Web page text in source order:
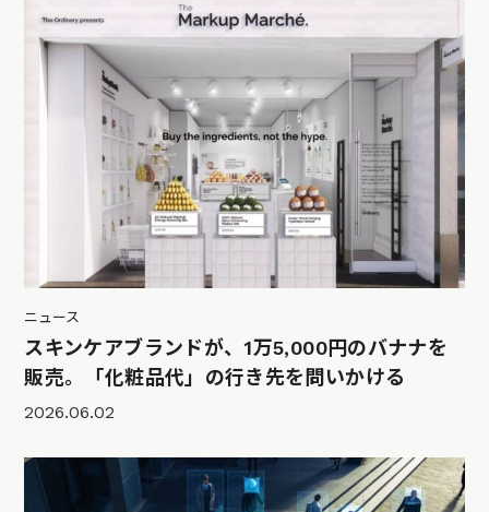
ニュース
スキンケアブランドが、1万5,000円のバナナを
販売。「化粧品代」の行き先を問いかける
2026.06.02